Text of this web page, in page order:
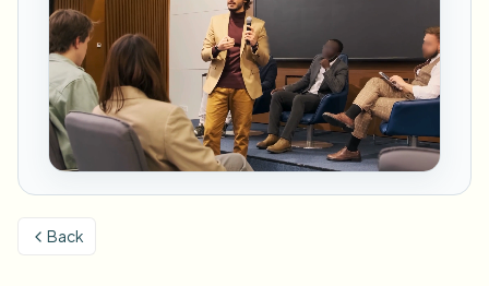
模糊人脸
模糊车牌
模糊背景
模糊任何内容
View all features
Browse every blur tool in one place
模糊车牌
模糊人脸
企业
学校与教育
校园摄像头、讲座和地区批量隐私
媒体与娱乐
试映、发布和合规
零售与电商
资源
常见问题
博客
Whitepapers
Choose language
Back